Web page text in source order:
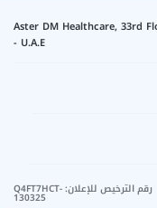
Aster DM Healthcare, 33rd
- U.A.E
رقم الترخيص للإعلان:
Q4FT7HCT-
130325